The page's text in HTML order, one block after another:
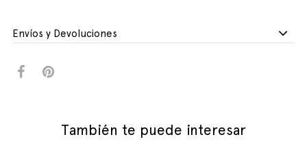
Envíos y Devoluciones
También te puede interesar